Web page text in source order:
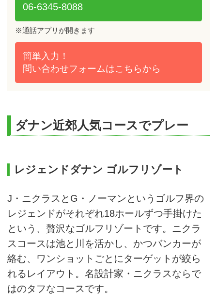
06-6345-8088
簡単入力！
問い合わせフォームはこちらから
※通話アプリが開きます
ダナン近郊人気コースでプレー
レジェンドダナン ゴルフリゾート
J・ニクラスとG・ノーマンというゴルフ界の
レジェンドがそれぞれ18ホールずつ手掛けた
という、贅沢なゴルフリゾートです。ニクラ
スコースは池と川を活かし、かつバンカーが
絡む、ワンショットごとにターゲットが絞ら
れるレイアウト。名設計家・ニクラスならで
はのタフなコースです。